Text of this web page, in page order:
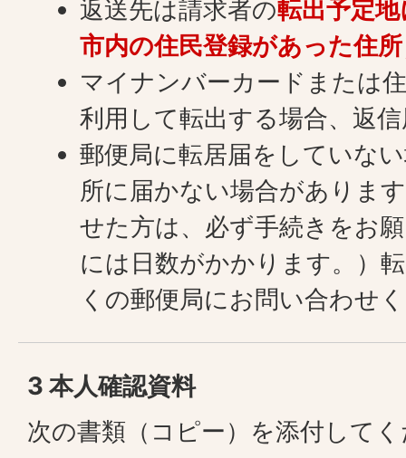
返送先は請求者の転出予定
市内の住民登録があった住
マイナンバーカードまたは
利用して転出する場合、返
郵便局に転居届をしていな
所に届かない場合がありま
せた方は、必ず手続きをお
には日数がかかります。）
くの郵便局にお問い合わせ
3 本人確認資料
次の書類（コピー）を添付して